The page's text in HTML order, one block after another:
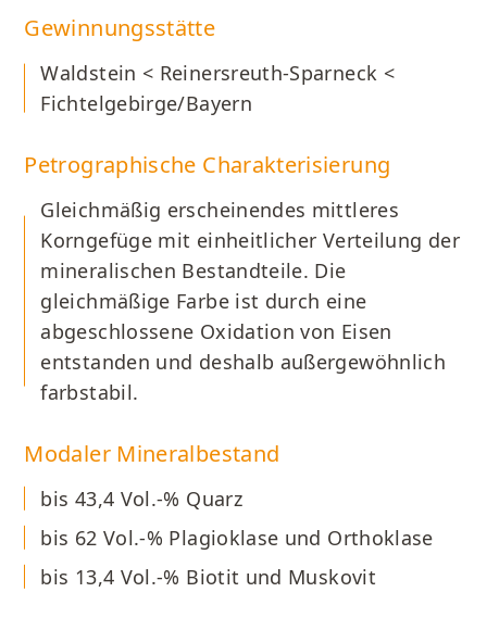
Gewinnungsstätte
Waldstein < Reinersreuth-Sparneck <
Fichtelgebirge/Bayern
Petrographische Charakterisierung
Gleichmäßig erscheinendes mittleres
Korngefüge mit einheitlicher Verteilung der
mineralischen Bestandteile. Die
gleichmäßige Farbe ist durch eine
abgeschlossene Oxidation von Eisen
entstanden und deshalb außergewöhnlich
farbstabil.
Modaler Mineralbestand
bis 43,4 Vol.-% Quarz
bis 62 Vol.-% Plagioklase und Orthoklase
bis 13,4 Vol.-% Biotit und Muskovit